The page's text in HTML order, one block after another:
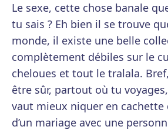
Le sexe, cette chose banale
tu sais ? Eh bien il se trouve
monde, il existe une belle
complètement débiles sur le
cheloues et tout le tralala.
être sûr, partout où tu
vaut mieux niquer en cachette
d’un mariage avec une